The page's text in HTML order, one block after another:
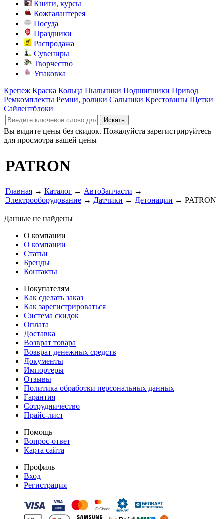
Книги, курсы
Кожгалантерея
Посуда
Праздники
Распродажа
Сувениры
Творчество
Упаковка
Крепеж Краска Кольца Пыльники Подшипники Привод
Ремкомплекты Ремни, ролики Сальники Крестовины Щетки
Сайлентблоки
Вы видите цены без скидок. Пожалуйста зарегистрируйтесь
для просмотра вашей цены
PATRON
Главная → Каталог → АвтоЗапчасти →
Электрооборудование → Датчики → Детонации → PATRON
Данные не найдены
О компании
О компании
Статьи
Бренды
Контакты
Покупателям
Как сделать заказ
Как зарегистрироваться
Система скидок
Оплата
Доставка
Возврат товара
Возврат денежных средств
Документы
Импортеры
Отзывы
Политика обработки персональных данных
Гарантия
Сотрудничество
Прайс-лист
Помощь
Вопрос-ответ
Карта сайта
Профиль
Вход
Регистрация